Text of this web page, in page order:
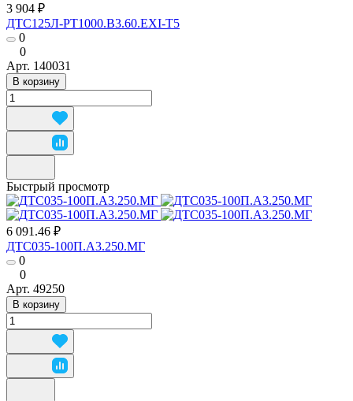
3 904 ₽
ДТС125Л-РТ1000.В3.60.ЕХI-Т5
0
0
Арт. 140031
В корзину
Быстрый просмотр
6 091.46 ₽
ДТС035-100П.А3.250.МГ
0
0
Арт. 49250
В корзину